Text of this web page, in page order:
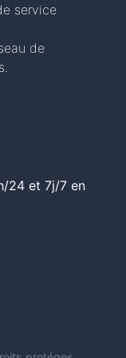
service
de
24 et 7j/7 en